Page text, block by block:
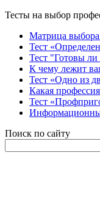
Тесты на выбор
Матрица выбора
Тест
Тест "Готовы
К чему лежит
Тест «Одно из
Какая
Тест
Поиск по сайту